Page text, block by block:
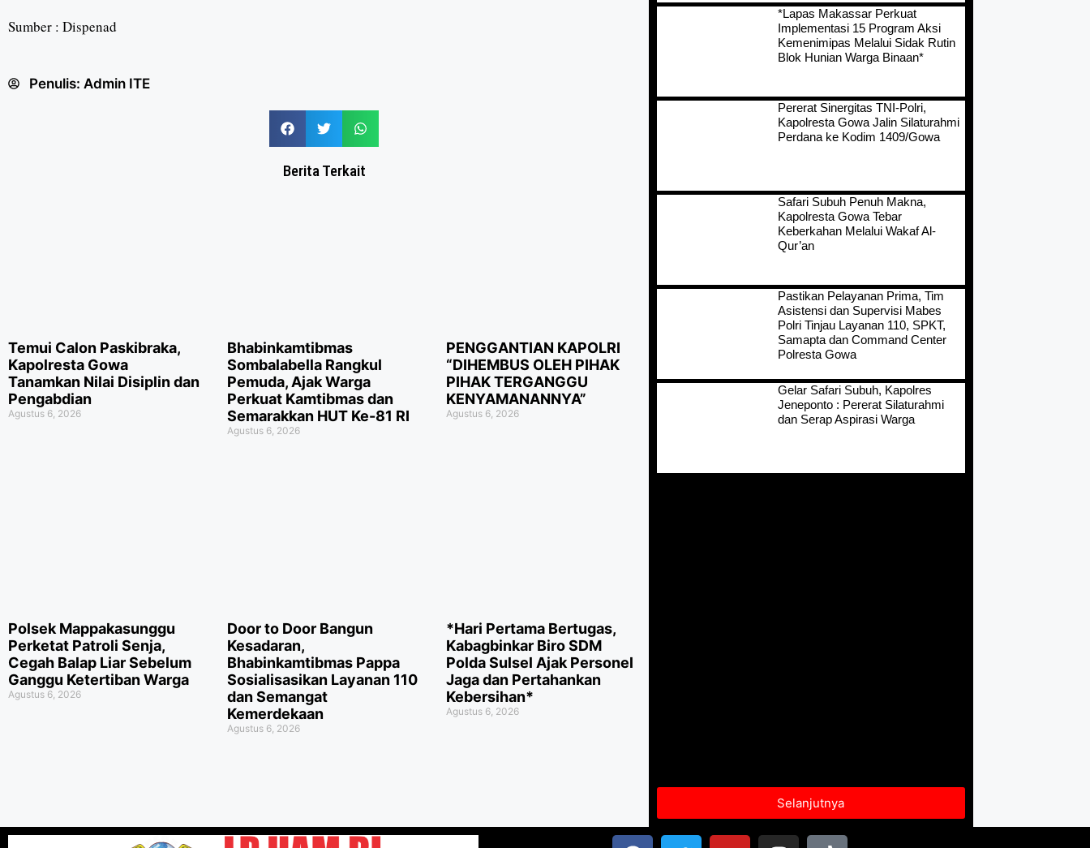
Sumber : Dispenad
Penulis: Admin ITE
Berita Terkait
Temui Calon Paskibraka,
Kapolresta Gowa
Tanamkan Nilai Disiplin dan
Pengabdian
Agustus 6, 2026
Bhabinkamtibmas
Sombalabella Rangkul
Pemuda, Ajak Warga
Perkuat Kamtibmas dan
Semarakkan HUT Ke-81 RI
Agustus 6, 2026
PENGGANTIAN KAPOLRI
“DIHEMBUS OLEH PIHAK
PIHAK TERGANGGU
KENYAMANANNYA”
Agustus 6, 2026
Polsek Mappakasunggu
Perketat Patroli Senja,
Cegah Balap Liar Sebelum
Ganggu Ketertiban Warga
Agustus 6, 2026
Door to Door Bangun
Kesadaran,
Bhabinkamtibmas Pappa
Sosialisasikan Layanan 110
dan Semangat
Kemerdekaan
Agustus 6, 2026
*Hari Pertama Bertugas,
Kabagbinkar Biro SDM
Polda Sulsel Ajak Personel
Jaga dan Pertahankan
Kebersihan*
Agustus 6, 2026
*Lapas Makassar Perkuat
Implementasi 15 Program Aksi
Kemenimipas Melalui Sidak Rutin
Blok Hunian Warga Binaan*
Pererat Sinergitas TNI-Polri,
Kapolresta Gowa Jalin Silaturahmi
Perdana ke Kodim 1409/Gowa
Safari Subuh Penuh Makna,
Kapolresta Gowa Tebar
Keberkahan Melalui Wakaf Al-
Qur’an
Pastikan Pelayanan Prima, Tim
Asistensi dan Supervisi Mabes
Polri Tinjau Layanan 110, SPKT,
Samapta dan Command Center
Polresta Gowa
Gelar Safari Subuh, Kapolres
Jeneponto : Pererat Silaturahmi
dan Serap Aspirasi Warga
Selanjutnya